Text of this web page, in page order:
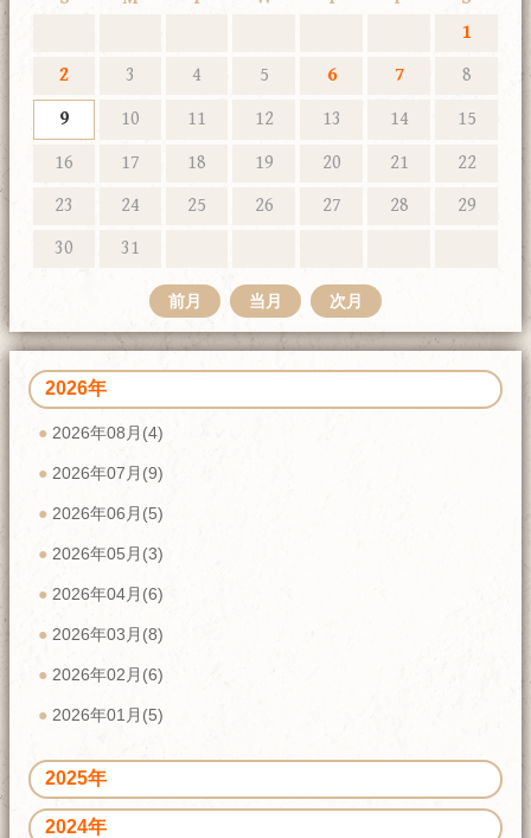
1
2
3 4 5 6 7
8
9
10 11 12 13 14
15
16
17 18 19 20 21
22
23
24 25 26 27 28
29
30
31
前月 当月 次月
2026年
2026年08月(4)
2026年07月(9)
2026年06月(5)
2026年05月(3)
2026年04月(6)
2026年03月(8)
2026年02月(6)
2026年01月(5)
2025年
2024年